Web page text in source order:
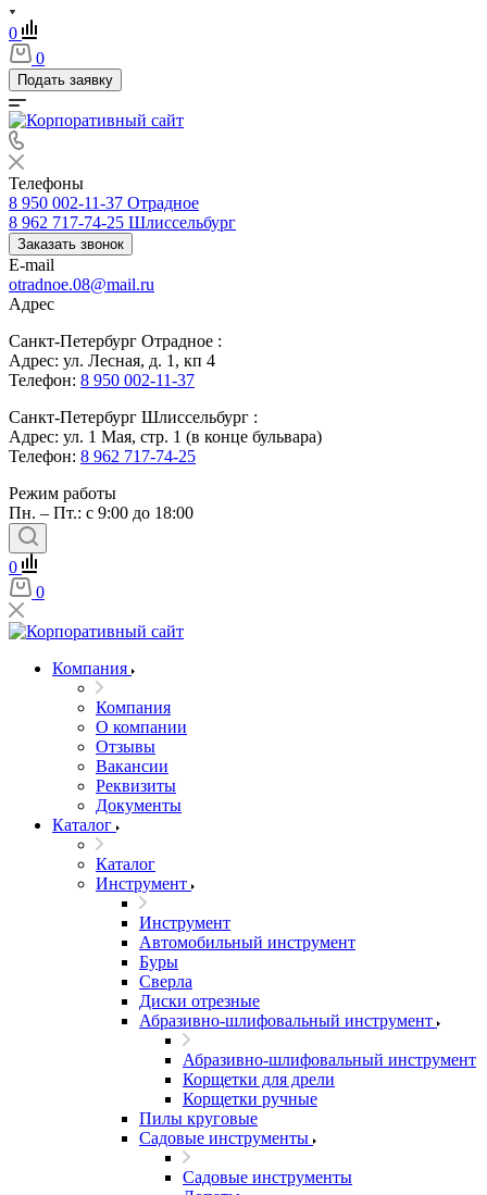
0
0
Подать заявку
Телефоны
8 950 002-11-37 Отрадное
8 962 717-74-25 Шлиссельбург
Заказать звонок
E-mail
otradnoe.08@mail.ru
Адрес
Санкт-Петербург Отрадное :
Адрес: ул. Лесная, д. 1, кп 4
Телефон: 8 950 002-11-37
Санкт-Петербург Шлиссельбург :
Адрес: ул. 1 Мая, стр. 1 (в конце бульвара)
Телефон: 8 962 717-74-25
Режим работы
Пн. – Пт.: с 9:00 до 18:00
0
0
Компания
Компания
О компании
Отзывы
Вакансии
Реквизиты
Документы
Каталог
Каталог
Инструмент
Инструмент
Автомобильный инструмент
Буры
Сверла
Диски отрезные
Абразивно-шлифовальный инструмент
Абразивно-шлифовальный инструмент
Корщетки для дрели
Корщетки ручные
Пилы круговые
Садовые инструменты
Садовые инструменты